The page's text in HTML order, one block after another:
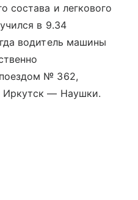
состава и легкового
в 9.34
водитель машины
№ 362,
— Наушки.